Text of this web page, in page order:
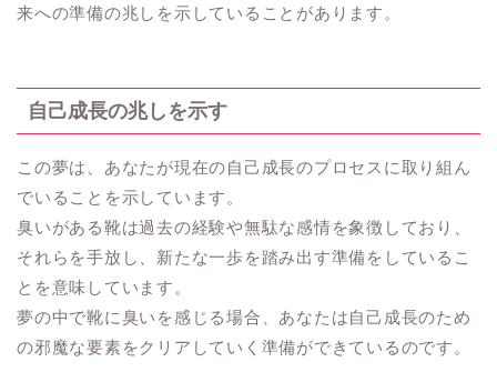
来への準備の兆しを示していることがあります。
自己成長の兆しを示す
この夢は、あなたが現在の自己成長のプロセスに取り組ん
でいることを示しています。
臭いがある靴は過去の経験や無駄な感情を象徴しており、
それらを手放し、新たな一歩を踏み出す準備をしているこ
とを意味しています。
夢の中で靴に臭いを感じる場合、あなたは自己成長のため
の邪魔な要素をクリアしていく準備ができているのです。